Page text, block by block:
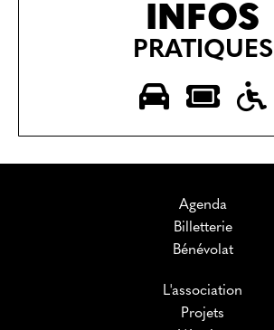
INFOS
PRATIQUES
Agenda
Billetterie
Bénévolat
L'association
Projets